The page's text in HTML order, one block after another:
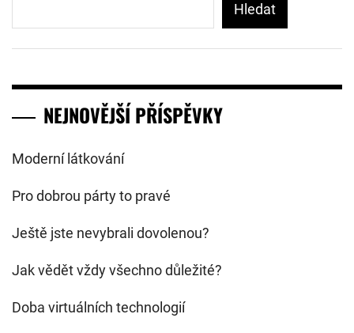
Hledat
NEJNOVĚJŠÍ PŘÍSPĚVKY
Moderní látkování
Pro dobrou párty to pravé
Ještě jste nevybrali dovolenou?
Jak vědět vždy všechno důležité?
Doba virtuálních technologií